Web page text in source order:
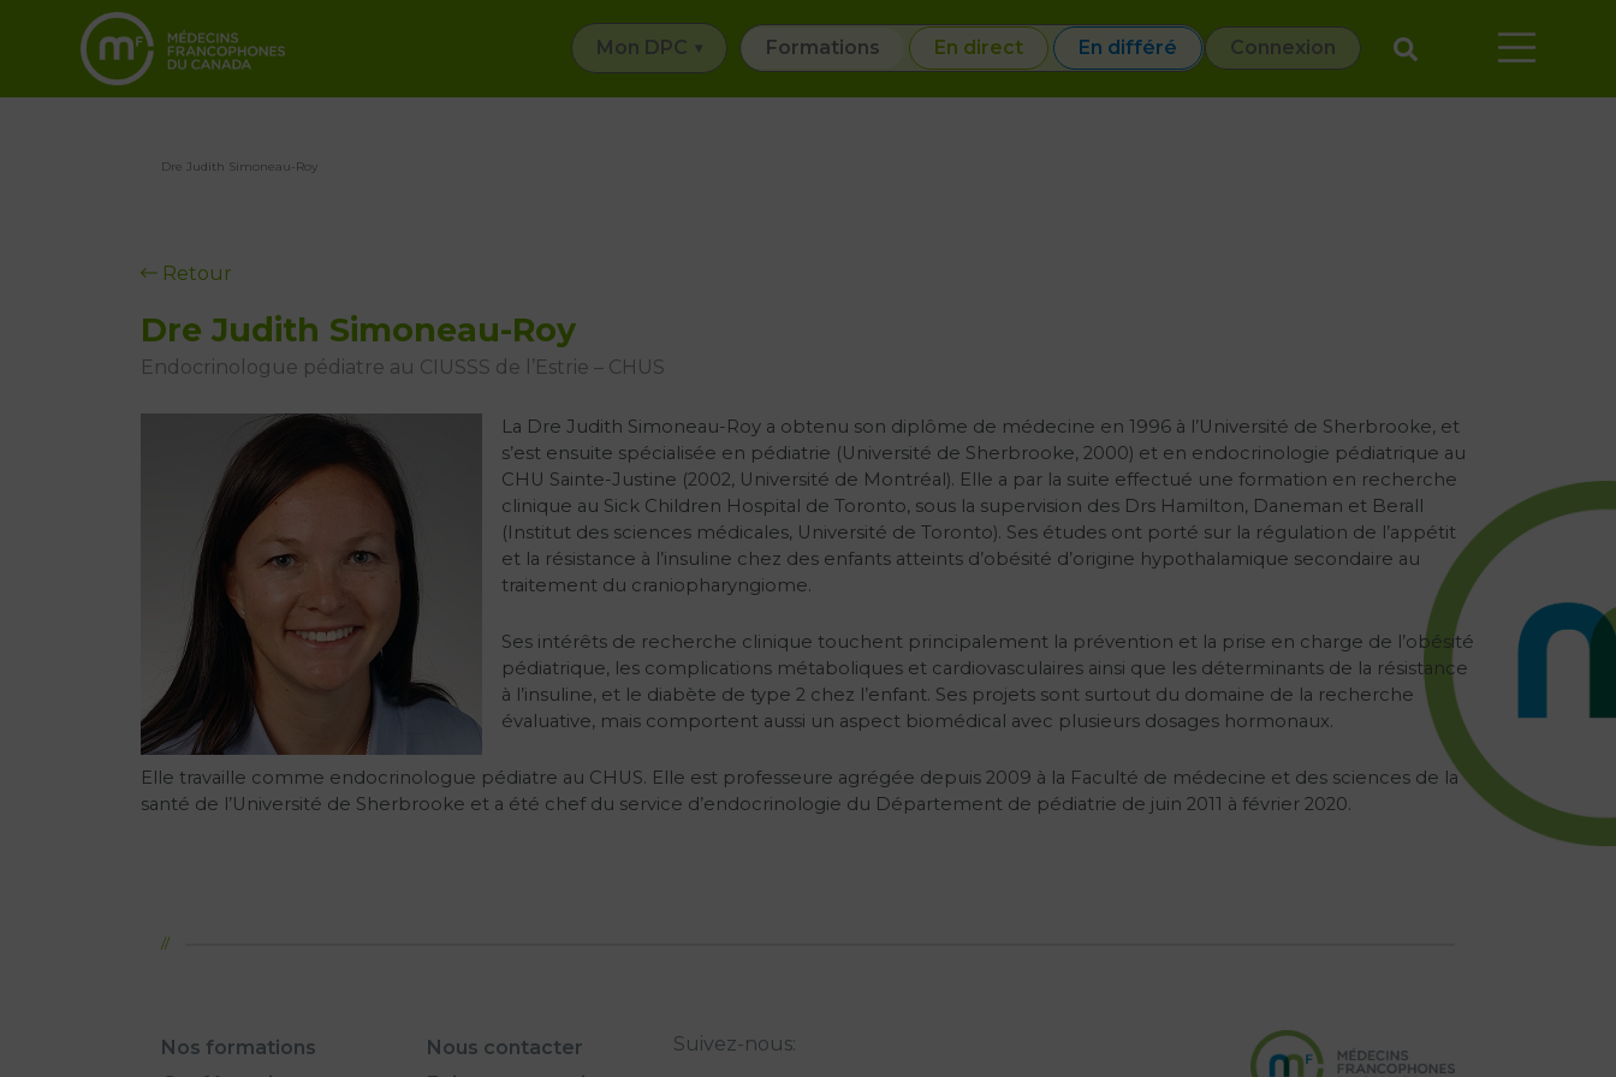
Mon DPC Formations En direct En différé Connexion
Dre Judith Simoneau-Roy
Retour
Dre Judith Simoneau-Roy
Endocrinologue pédiatre au CIUSSS de l’Estrie – CHUS
La Dre Judith Simoneau-Roy a obtenu son diplôme de médecine en 1996 à l’Université de Sherbrooke, et
s’est ensuite spécialisée en pédiatrie (Université de Sherbrooke, 2000) et en endocrinologie pédiatrique au
CHU Sainte-Justine (2002, Université de Montréal). Elle a par la suite effectué une formation en recherche
clinique au Sick Children Hospital de Toronto, sous la supervision des Drs Hamilton, Daneman et Berall
(Institut des sciences médicales, Université de Toronto). Ses études ont porté sur la régulation de l’appétit
et la résistance à l’insuline chez des enfants atteints d’obésité d’origine hypothalamique secondaire au
traitement du craniopharyngiome.
Ses intérêts de recherche clinique touchent principalement la prévention et la prise en charge de l’obésité
pédiatrique, les complications métaboliques et cardiovasculaires ainsi que les déterminants de la résistance
à l’insuline, et le diabète de type 2 chez l’enfant. Ses projets sont surtout du domaine de la recherche
évaluative, mais comportent aussi un aspect biomédical avec plusieurs dosages hormonaux.
Elle travaille comme endocrinologue pédiatre au CHUS. Elle est professeure agrégée depuis 2009 à la Faculté de médecine et des sciences de la
santé de l’Université de Sherbrooke et a été chef du service d’endocrinologie du Département de pédiatrie de juin 2011 à février 2020.
Nos formations
Nous contacter
Suivez-nous: